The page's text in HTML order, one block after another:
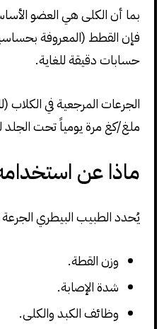
بما أن الكلى هي العضو
فإن القطط (المعروفة
حسابات دقيقة للغاية.
ملغ/كغ مرة يومياً تحت الجلد لمدة 4–8
ماذا عن
يُحدد الطبيب البيطري
وزن القطة.
شدة الإصابة.
وظائف الكبد والكلى.